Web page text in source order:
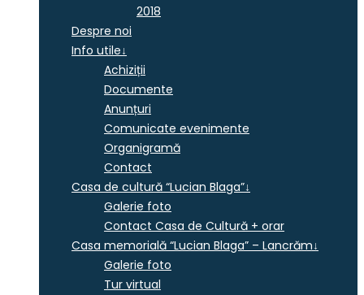
2018
Despre noi
Info utile↓
Achiziții
Documente
Anunțuri
Comunicate evenimente
Organigramă
Contact
Casa de cultură “Lucian Blaga”↓
Galerie foto
Contact Casa de Cultură + orar
Casa memorială “Lucian Blaga” – Lancrăm↓
Galerie foto
Tur virtual